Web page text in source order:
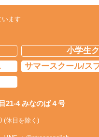
います
小学生
サマースクール/ス
21-4 みなのば４号
(休日を除く)